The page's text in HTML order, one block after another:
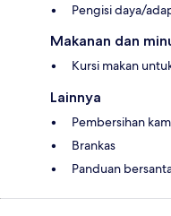
Pengisi daya/
Makanan dan
Kursi makan
Lainnya
Pembersihan
Brankas
Panduan